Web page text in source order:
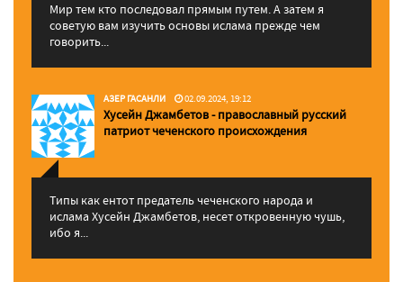
Мир тем кто последовал прямым путем. А затем я
советую вам изучить основы ислама прежде чем
говорить...
АЗЕР ГАСАНЛИ 02.09.2024, 19:12
Хусейн Джамбетов - православный русский
патриот чеченского происхождения
Типы как ентот предатель чеченского народа и
ислама Хусейн Джамбетов, несет откровенную чушь,
ибо я...